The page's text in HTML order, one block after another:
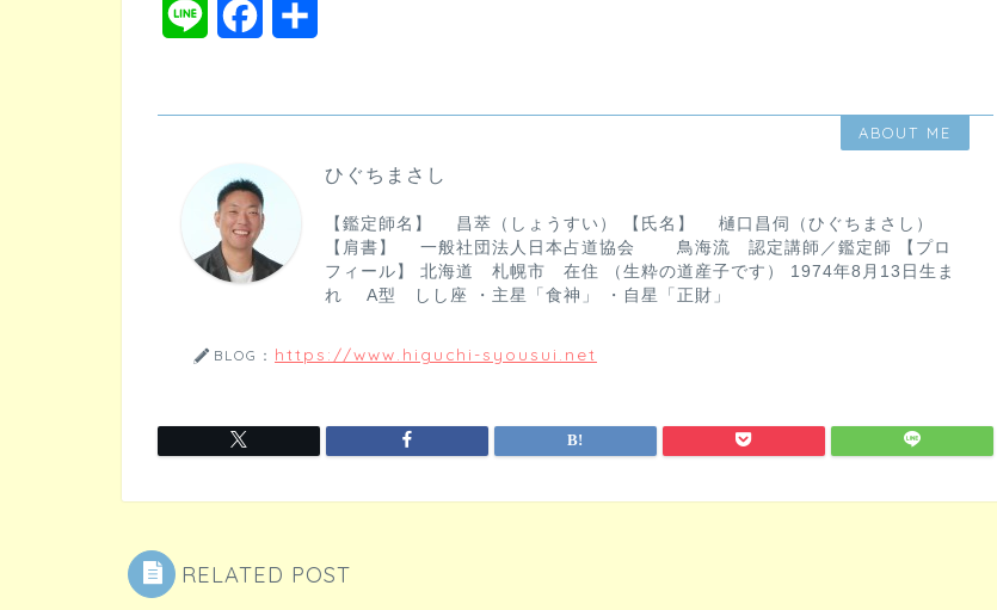
b
ABOUT ME
ひぐちまさし
【鑑定師名】 昌萃（しょうすい） 【氏名】 樋口昌伺（ひぐちまさし）
【肩書】 一般社団法人日本占道協会 鳥海流 認定講師／鑑定師 【プロ
フィール】 北海道 札幌市 在住 （生粋の道産子です） 1974年8月13日生ま
れ A型 しし座 ・主星「食神」 ・自星「正財」
BLOG： https://www.higuchi-syousui.net
RELATED POST